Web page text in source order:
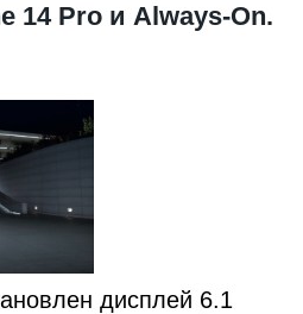
14 Pro и Always-On.
дисплей 6.1